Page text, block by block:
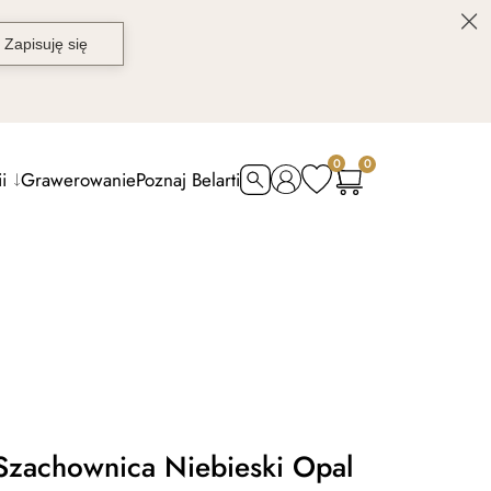
GrawerowaniePoznaj Belarti
0 0
Niebieski Opal